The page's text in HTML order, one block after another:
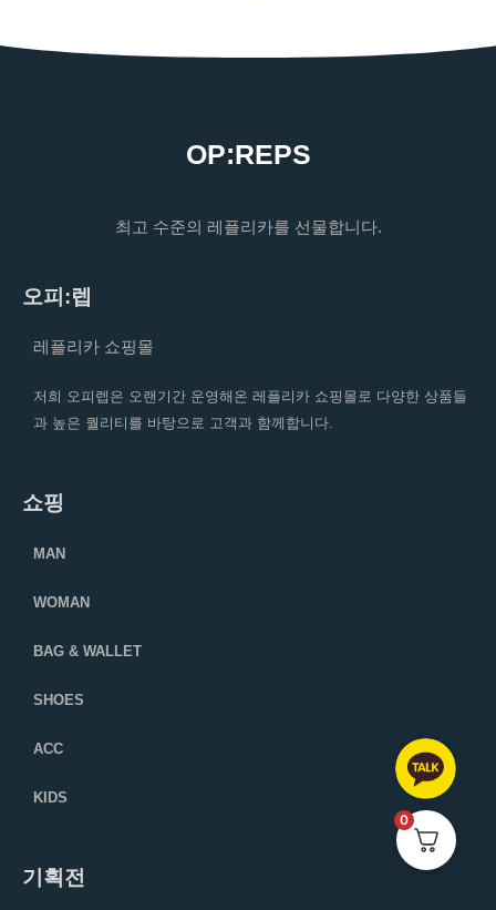
OP:REPS
최고 수준의 레플리카를 선물합니다.
오피:렙
레플리카 쇼핑몰
저희 오피렙은 오랜기간 운영해온 레플리카 쇼핑몰로 다양한 상품들
과 높은 퀄리티를 바탕으로 고객과 함께합니다.
쇼핑
MAN
WOMAN
BAG & WALLET
SHOES
ACC
KIDS
기획전
0